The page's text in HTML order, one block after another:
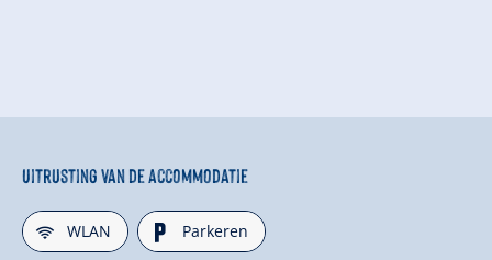
Uitrusting van de accommodatie
🜉WLAN 🐈Parkeren